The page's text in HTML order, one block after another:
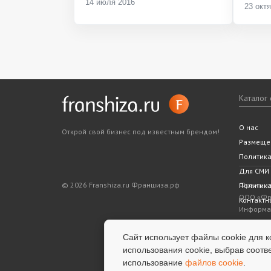
14 июля 2016 23
Открой свой бизнес под известным брендом! Все
Статьи
Словарь
5 шагов
О нас
Для СМИ
© 2026 Franshiza.ru Франшиза.рф
ООО
Сайт использует файлы cookie для
использования cookie, выбрав
использование файлов cookie